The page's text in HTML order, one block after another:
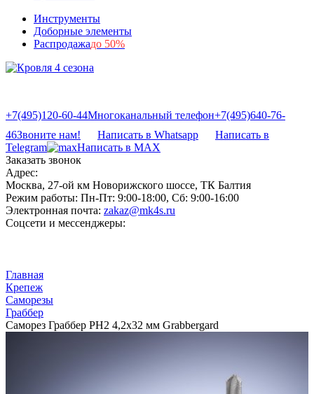
Инструменты
Доборные элементы
Распродажадо 50%
+7(495)120-60-44Многоканальный телефон+7(495)640-76-
46Звоните нам! Написать в Whatsapp
Написать в
Telegram
Написать в MAX
Заказать звонок
Адрес:
Москва, 27-ой км Новорижского шоссе, ТК Балтия
Режим работы: Пн-Пт: 9:00-18:00, Сб: 9:00-16:00
Электронная почта: zakaz@mk4s.ru
Соцсети и мессенджеры:
Главная
Крепеж
Саморезы
Граббер
Саморез Граббер PH2 4,2х32 мм Grabbergard